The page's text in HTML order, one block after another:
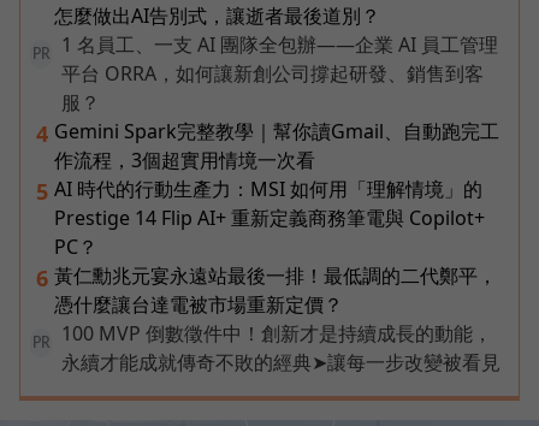
怎麼做出AI告別式，讓逝者最後道別？
PR
1 名員工、一支 AI 團隊全包辦——企業 AI 員工管理
平台 ORRA，如何讓新創公司撐起研發、銷售到客
服？
4 Gemini Spark完整教學｜幫你讀Gmail、自動跑完工
作流程，3個超實用情境一次看
5 AI 時代的行動生產力：MSI 如何用「理解情境」的
Prestige 14 Flip AI+ 重新定義商務筆電與 Copilot+
PC？
6 黃仁勳兆元宴永遠站最後一排！最低調的二代鄭平，
憑什麼讓台達電被市場重新定價？
PR
100 MVP 倒數徵件中！創新才是持續成長的動能，
永續才能成就傳奇不敗的經典➤讓每一步改變被看見